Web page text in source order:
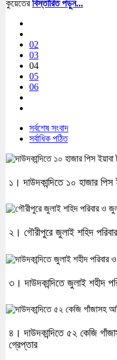
কুয়েতেরবিস্তারিত পড়ুন...
02
03
04
05
06
সর্বশেষ সংবাদ
সর্বাধিক পঠিত
১। দাউদকান্দিতে ১০ হাজার
২। গৌরীপুরে জুলাই শহিদ
৩। দাউদকান্দিতে জুলাই শহীদ
৪। দাউদকান্দিতে ৫২ কেজি
গ্রেপ্তার